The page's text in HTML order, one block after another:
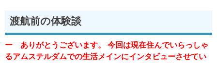
渡航前の体験談
ー ありがとうございます。 今回は現在住んでいらっしゃ
るアムステルダムでの生活メインにインタビューさせてい